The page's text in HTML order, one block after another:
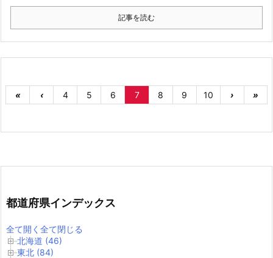
記事を読む
« ‹ 4 5 6 7 8 9 10 › »
都道府県インデックス
全て開く 全て閉じる
北海道 (46)
東北 (84)